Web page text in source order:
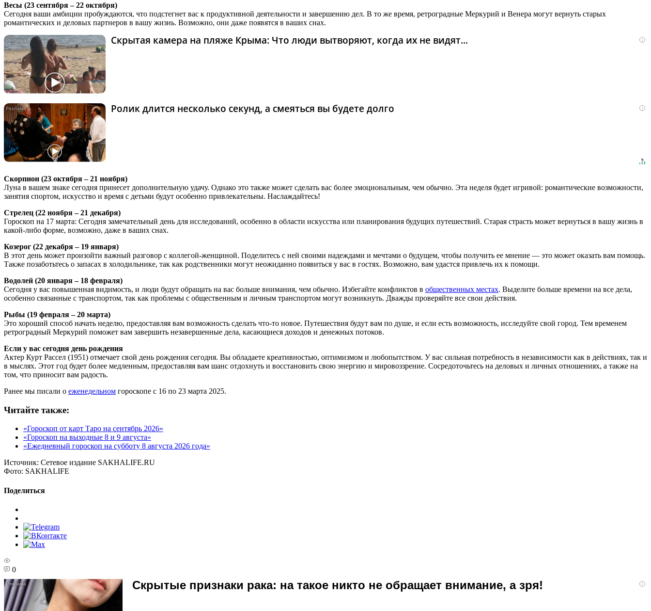
Весы (23 сентября – 22 октября)
Сегодня ваши амбиции пробуждаются, что подстегнет вас к продуктивной деятельности и завершению дел. В то же время, ретроградные Меркурий и Венера могут вернуть старых
романтических и деловых партнеров в вашу жизнь. Возможно, они даже появятся в ваших снах.
i
Скрытая камера на пляже Крыма: Что люди вытворяют, когда их не видят...
i
Ролик длится несколько секунд, а смеяться вы будете долго
Скорпион (23 октября – 21 ноября)
Луна в вашем знаке сегодня принесет дополнительную удачу. Однако это также может сделать вас более эмоциональным, чем обычно. Эта неделя будет игривой: романтические возможности,
занятия спортом, искусство и время с детьми будут особенно привлекательны. Наслаждайтесь!
Стрелец (22 ноября – 21 декабря)
Гороскоп на 17 марта: Сегодня замечательный день для исследований, особенно в области искусства или планирования будущих путешествий. Старая страсть может вернуться в вашу жизнь в
какой-либо форме, возможно, даже в ваших снах.
Козерог (22 декабря – 19 января)
В этот день может произойти важный разговор с коллегой-женщиной. Поделитесь с ней своими надеждами и мечтами о будущем, чтобы получить ее мнение — это может оказать вам помощь.
Также позаботьтесь о запасах в холодильнике, так как родственники могут неожиданно появиться у вас в гостях. Возможно, вам удастся привлечь их к помощи.
Водолей (20 января – 18 февраля)
Сегодня у вас повышенная видимость, и люди будут обращать на вас больше внимания, чем обычно. Избегайте конфликтов в общественных местах. Выделите больше времени на все дела,
особенно связанные с транспортом, так как проблемы с общественным и личным транспортом могут возникнуть. Дважды проверяйте все свои действия.
Рыбы (19 февраля – 20 марта)
Это хороший способ начать неделю, предоставляя вам возможность сделать что-то новое. Путешествия будут вам по душе, и если есть возможность, исследуйте свой город. Тем временем
ретроградный Меркурий поможет вам завершить незавершенные дела, касающиеся доходов и денежных потоков.
Если у вас сегодня день рождения
Актер Курт Рассел (1951) отмечает свой день рождения сегодня. Вы обладаете креативностью, оптимизмом и любопытством. У вас сильная потребность в независимости как в действиях, так и
в мыслях. Этот год будет более медленным, предоставляя вам шанс отдохнуть и восстановить свою энергию и мировоззрение. Сосредоточьтесь на деловых и личных отношениях, а также на
том, что приносит вам радость.
Ранее мы писали о еженедельном гороскопе с 16 по 23 марта 2025.
Читайте также:
«Гороскоп от карт Таро на сентябрь 2026»
«Гороскоп на выходные 8 и 9 августа»
«Ежедневный гороскоп на субботу 8 августа 2026 года»
Источник: Сетевое издание SAKHALIFE.RU
Фото: SAKHALIFE
Поделиться
0
i
Скрытые признаки рака: на такое никто не обращает внимание, а зря!